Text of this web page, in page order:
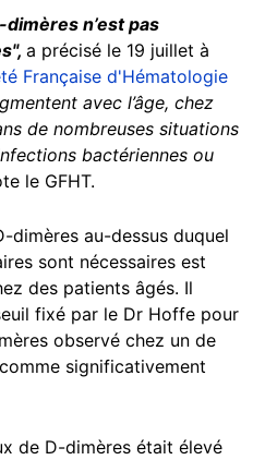
dimères n’est pas
a précisé le 19 juillet à
Française d'Hématologie
avec l’âge, chez
de nombreuses situations
bactériennes ou
le GFHT.
dimères au-dessus duquel
sont nécessaires est
des patients âgés. Il
fixé par le Dr Hoffe pour
observé chez un de
significativement
de D-dimères était élevé